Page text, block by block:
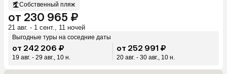
Собственный пляж
от 230 965 ₽
21 авг. - 1 сент., 11 ночей
Выгодные туры на соседние даты
от 242 206 ₽
19 авг. - 29 авг., 10 н.
от 252 991 ₽
20 авг. - 30 авг., 10 н.